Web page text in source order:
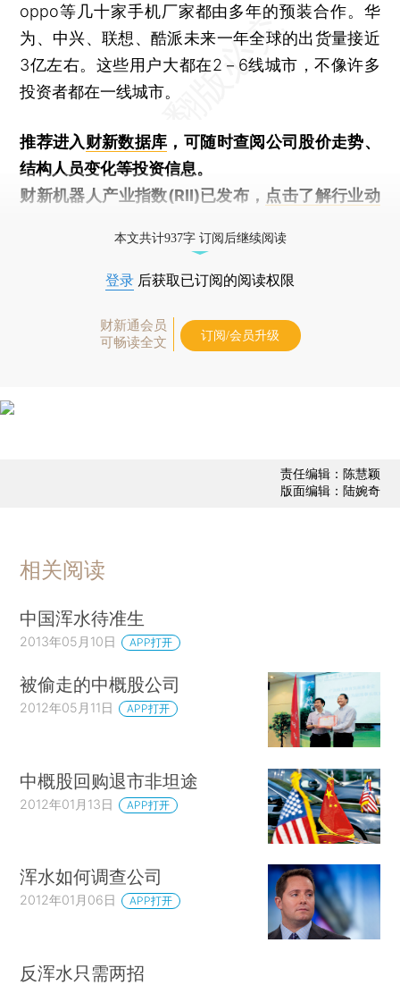
oppo等几十家手机厂家都由多年的预装合作。华
为、中兴、联想、酷派未来一年全球的出货量接近
3亿左右。这些用户大都在2－6线城市，不像许多
投资者都在一线城市。
推荐进入财新数据库 ，可随时查阅公司股价走势、
结构人员变化等投资信息。
财新机器人产业指数(RII)已发布， 点击了解行业动
本文共计937字 订阅后继续阅读
登录 后获取已订阅的阅读权限
财新通会员
可畅读全文
订阅/会员升级
责任编辑：陈慧颖
版面编辑：陆婉奇
相关阅读
中国浑水待准生
2013年05月10日 APP打开
被偷走的中概股公司
2012年05月11日 APP打开
中概股回购退市非坦途
2012年01月13日 APP打开
浑水如何调查公司
2012年01月06日 APP打开
反浑水只需两招